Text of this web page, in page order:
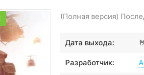
(Полная версия)
🤘
Дата выхода:
Разработчик: